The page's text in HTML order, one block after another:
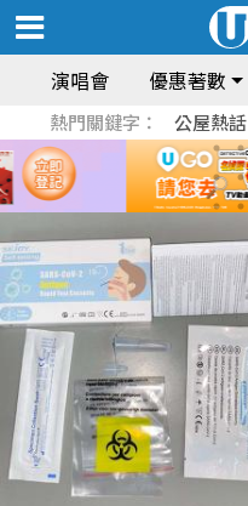
演唱會 優惠著數
熱門關鍵字： 公屋熱話